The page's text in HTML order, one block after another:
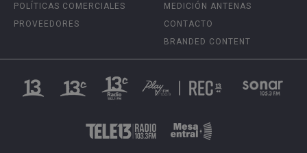
POLÍTICAS COMERCIALES
PROVEEDORES
MEDICIÓN ANTENAS
CONTACTO
BRANDED CONTENT